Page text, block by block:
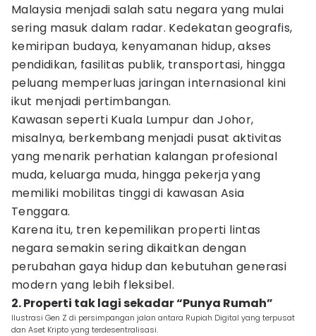
Malaysia menjadi salah satu negara yang mulai
sering masuk dalam radar. Kedekatan geografis,
kemiripan budaya, kenyamanan hidup, akses
pendidikan, fasilitas publik, transportasi, hingga
peluang memperluas jaringan internasional kini
ikut menjadi pertimbangan.
Kawasan seperti Kuala Lumpur dan Johor,
misalnya, berkembang menjadi pusat aktivitas
yang menarik perhatian kalangan profesional
muda, keluarga muda, hingga pekerja yang
memiliki mobilitas tinggi di kawasan Asia
Tenggara.
Karena itu, tren kepemilikan properti lintas
negara semakin sering dikaitkan dengan
perubahan gaya hidup dan kebutuhan generasi
modern yang lebih fleksibel.
2. Properti tak lagi sekadar “Punya Rumah”
Ilustrasi Gen Z di persimpangan jalan antara Rupiah Digital yang terpusat
dan Aset Kripto yang terdesentralisasi.